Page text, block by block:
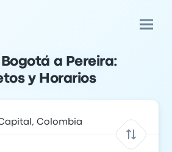
Bogotá a Pereira:
y Horarios